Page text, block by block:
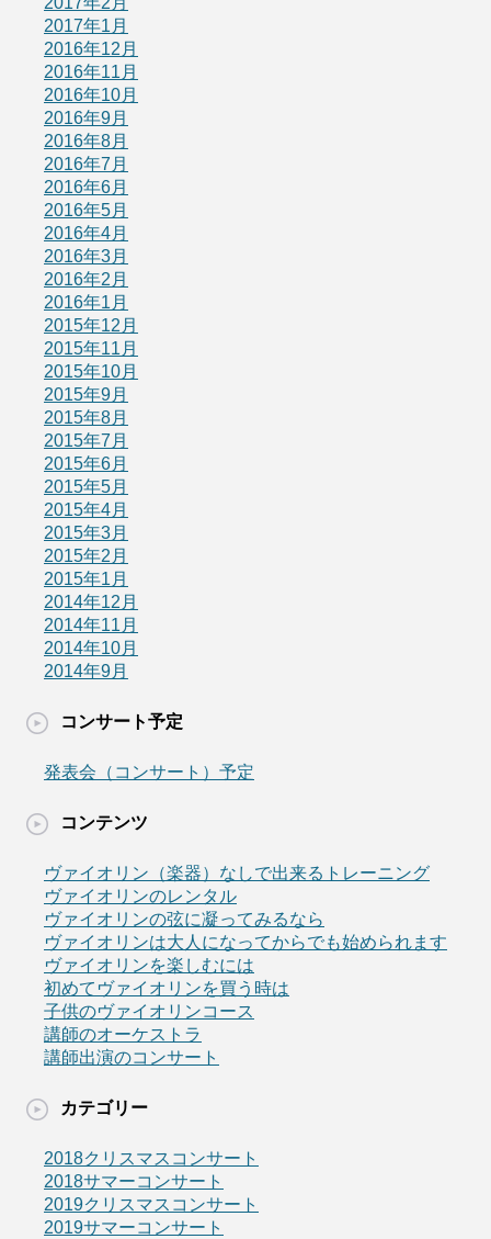
2017年1月
2016年12月
2016年11月
2016年10月
2016年9月
2016年8月
2016年7月
2016年6月
2016年5月
2016年4月
2016年3月
2016年2月
2016年1月
2015年12月
2015年11月
2015年10月
2015年9月
2015年8月
2015年7月
2015年6月
2015年5月
2015年4月
2015年3月
2015年2月
2015年1月
2014年12月
2014年11月
2014年10月
2014年9月
コンサート予定
発表会（コンサート）予定
コンテンツ
ヴァイオリン（楽器）なしで出来るトレーニング
ヴァイオリンのレンタル
ヴァイオリンの弦に凝ってみるなら
ヴァイオリンは大人になってからでも始められます
ヴァイオリンを楽しむには
初めてヴァイオリンを買う時は
子供のヴァイオリンコース
講師のオーケストラ
講師出演のコンサート
カテゴリー
2018クリスマスコンサート
2018サマーコンサート
2019クリスマスコンサート
2019サマーコンサート